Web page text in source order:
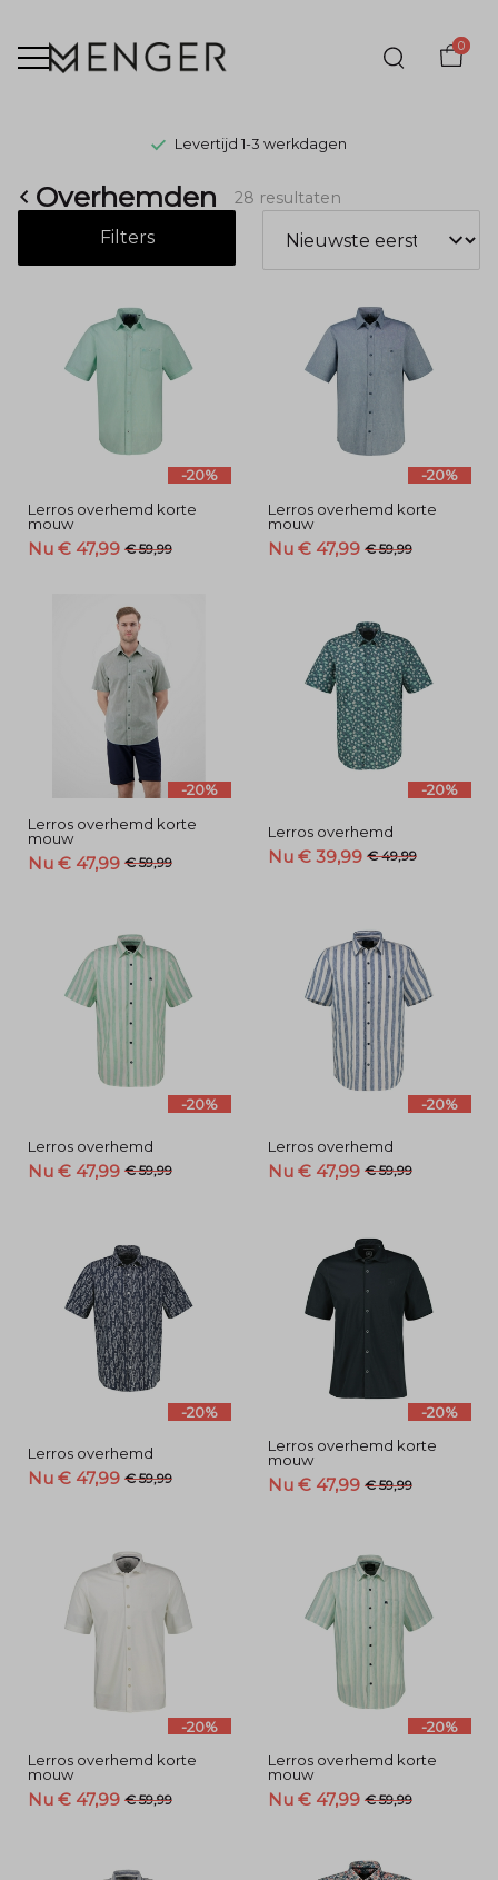
0
Levertijd 1-3 werkdagen
Overhemden
-
Menger
Mode
Overhemden 28 resultaten
Filters
-20%
Lerros overhemd korte
mouw
Nu € 47,99 € 59,99
-20%
Lerros overhemd korte
mouw
Nu € 47,99 € 59,99
-20%
Lerros overhemd korte
mouw
Nu € 47,99 € 59,99
-20%
Lerros overhemd
Nu € 39,99 € 49,99
-20%
Lerros overhemd
Nu € 47,99 € 59,99
-20%
Lerros overhemd
Nu € 47,99 € 59,99
-20%
Lerros overhemd
Nu € 47,99 € 59,99
-20%
Lerros overhemd korte
mouw
Nu € 47,99 € 59,99
-20%
Lerros overhemd korte
mouw
Nu € 47,99 € 59,99
-20%
Lerros overhemd korte
mouw
Nu € 47,99 € 59,99